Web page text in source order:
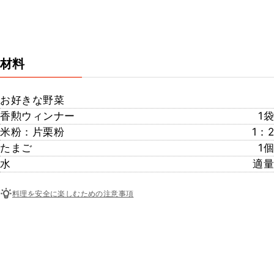
材料
お好きな野菜
香勲ウィンナー
1袋
米粉：片栗粉
1：2
たまご
1個
水
適量
料理を安全に楽しむための注意事項